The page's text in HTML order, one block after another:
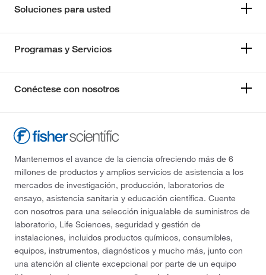
Soluciones para usted
Programas y Servicios
Conéctese con nosotros
Mantenemos el avance de la ciencia ofreciendo más de 6
millones de productos y amplios servicios de asistencia a los
mercados de investigación, producción, laboratorios de
ensayo, asistencia sanitaria y educación científica. Cuente
con nosotros para una selección inigualable de suministros de
laboratorio, Life Sciences, seguridad y gestión de
instalaciones, incluidos productos químicos, consumibles,
equipos, instrumentos, diagnósticos y mucho más, junto con
una atención al cliente excepcional por parte de un equipo